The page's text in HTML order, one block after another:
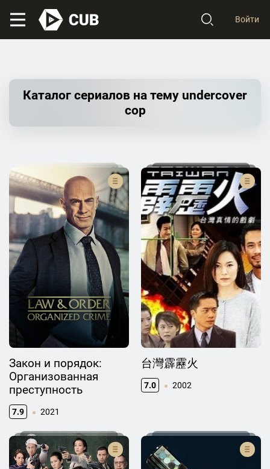
Войти
Каталог сериалов на тему undercover
cop
Закон и порядок:
Организованная
преступность
7.9 2021
台灣霹靂火
7.0 2002